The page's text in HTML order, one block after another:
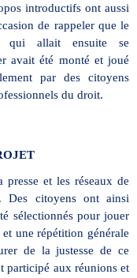
introductifs ont aussi
de rappeler que le
qui allait ensuite se
avait été monté et joué
par des citoyens
du droit.
et les réseaux de
Des citoyens ont ainsi
sélectionnés pour jouer
une répétition générale
de la justesse de ce
participé aux réunions et